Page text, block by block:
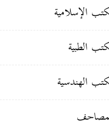
الإسلامية
الطبية
الهندسية